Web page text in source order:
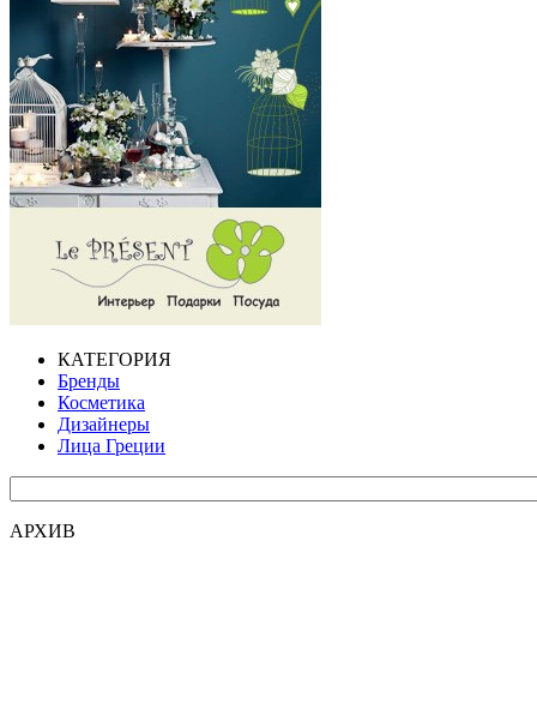
КАТЕГОРИЯ
Бренды
Косметика
Дизайнеры
Лица Греции
АРХИВ